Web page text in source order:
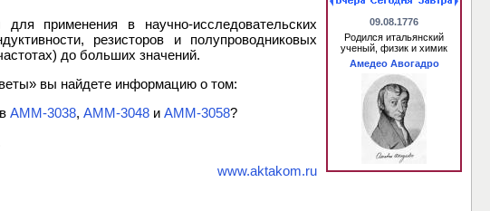
применения в научно-исследовательских
резисторов и полупроводниковых
до больших значений.
вы найдете информацию о том:
АММ-3038, АММ-3048 и АММ-3058?
www.aktakom.ru
09.08.1776
Родился итальянский
ученый, физик и химик
Амедео Авогадро